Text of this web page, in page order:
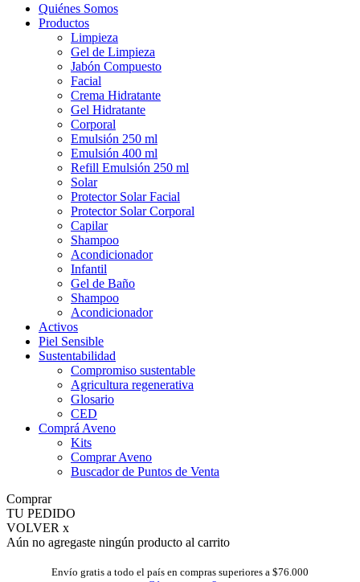
Quiénes Somos
Productos
Limpieza
Gel de Limpieza
Jabón Compuesto
Facial
Crema Hidratante
Gel Hidratante
Corporal
Emulsión 250 ml
Emulsión 400 ml
Refill Emulsión 250 ml
Solar
Protector Solar Facial
Protector Solar Corporal
Capilar
Shampoo
Acondicionador
Infantil
Gel de Baño
Shampoo
Acondicionador
Activos
Piel Sensible
Sustentabilidad
Compromiso sustentable
Agricultura regenerativa
Glosario
CED
Comprá Aveno
Kits
Comprar Aveno
Buscador de Puntos de Venta
Comprar
TU PEDIDO
VOLVER x
Aún no agregaste ningún producto al carrito
Envío gratis a todo el país en compras superiores a $76.000